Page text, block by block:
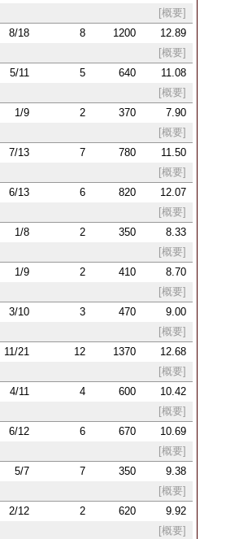
[概要]
8/18 8 1200
12.89
[概要]
5/11 5 640
11.08
[概要]
1/9 2 370
7.90
[概要]
7/13 7 780
11.50
[概要]
6/13 6 820
12.07
[概要]
1/8 2 350
8.33
[概要]
1/9 2 410
8.70
[概要]
3/10 3 470
9.00
[概要]
11/21 12 1370
12.68
[概要]
4/11 4 600
10.42
[概要]
6/12 6 670
10.69
[概要]
5/7 7 350
9.38
[概要]
2/12 2 620
9.92
[概要]